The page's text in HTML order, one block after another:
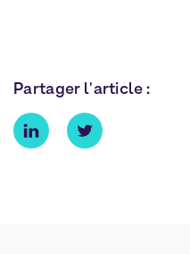
Partager l'article :